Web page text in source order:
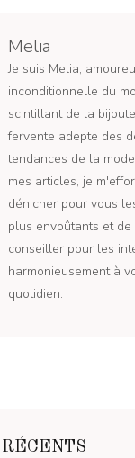
Melia
Je suis Melia,
inconditionnelle du
scintillant de la
fervente adepte des
tendances de la
mes articles, je
dénicher pour vous
plus envoûtants et de
conseiller pour les
harmonieusement à
quotidien.